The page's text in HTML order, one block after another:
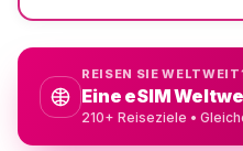
REISEN SIE
Eine eSIM
210+ Reiseziele •